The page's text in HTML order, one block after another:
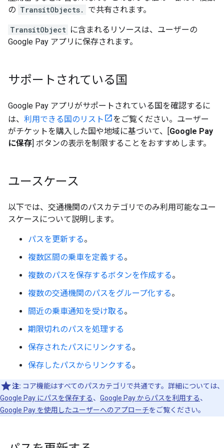
の TransitObjects. で共有されます。
TransitObject に含まれるリソースは、ユーザーの
Google Pay アプリに保存されます。
サポートされている国
Google Pay アプリがサポートされている国を確認するに
は、 利用できる国のリスト
をご覧ください。ユーザー
がチケットを購入した国や地域に基づいて、[Google Pay
に保存] ボタンの表示を制限することをおすすめします。
ユースケース
以下では、交通機関のパスカテゴリでのみ利用可能なユー
スケースについて説明します。
パスを更新する。
複数区間の乗車を定義する。
複数のパスを保存するボタンを作成する。
複数の交通機関のパスをグループ化する。
間近の乗車通知を受け取る。
期限切れのパスを処理する
保存されたパスにリンクする。
保存したパスからリンクする。
注: コア機能はすべてのパスカテゴリで共通です。詳細については、
Google Pay にパスを保存する、 Google Pay からパスを利用する、
Google Pay を使用したユーザーへのアプローチをご覧ください。